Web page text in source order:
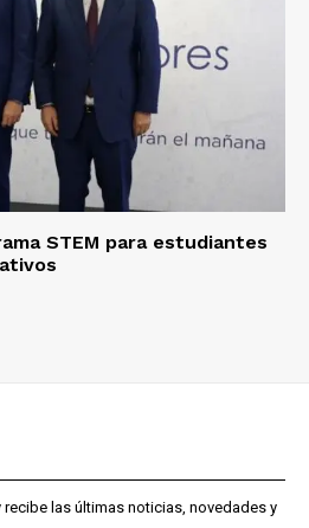
STEM para estudiantes
las últimas noticias, novedades y